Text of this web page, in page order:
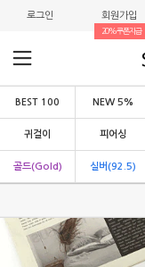
로그인 회원가입
20%쿠폰지급
BEST 100 NEW 5%
귀걸이 피어싱
골드(Gold) 실버(92.5)